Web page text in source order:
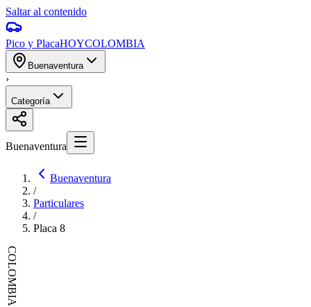
Saltar al contenido
Pico y PlacaHOYCOLOMBIA
Buenaventura
›
Categoría
Buenaventura
Buenaventura
/
Particulares
/
Placa 8
COLOMBIA